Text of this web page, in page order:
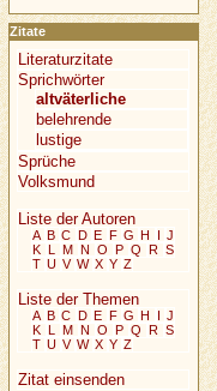
Zitate
Literaturzitate
Sprichwörter
altväterliche
belehrende
lustige
Sprüche
Volksmund
Liste der Autoren
A B C D E F G H I J
K L M N O P Q R S
T U V W X Y Z
Liste der Themen
A B C D E F G H I J
K L M N O P Q R S
T U V W X Y Z
Zitat einsenden